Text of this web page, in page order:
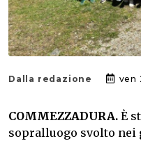
Dalla redazione ven
COMMEZZADURA. È
sopralluogo svolto nei